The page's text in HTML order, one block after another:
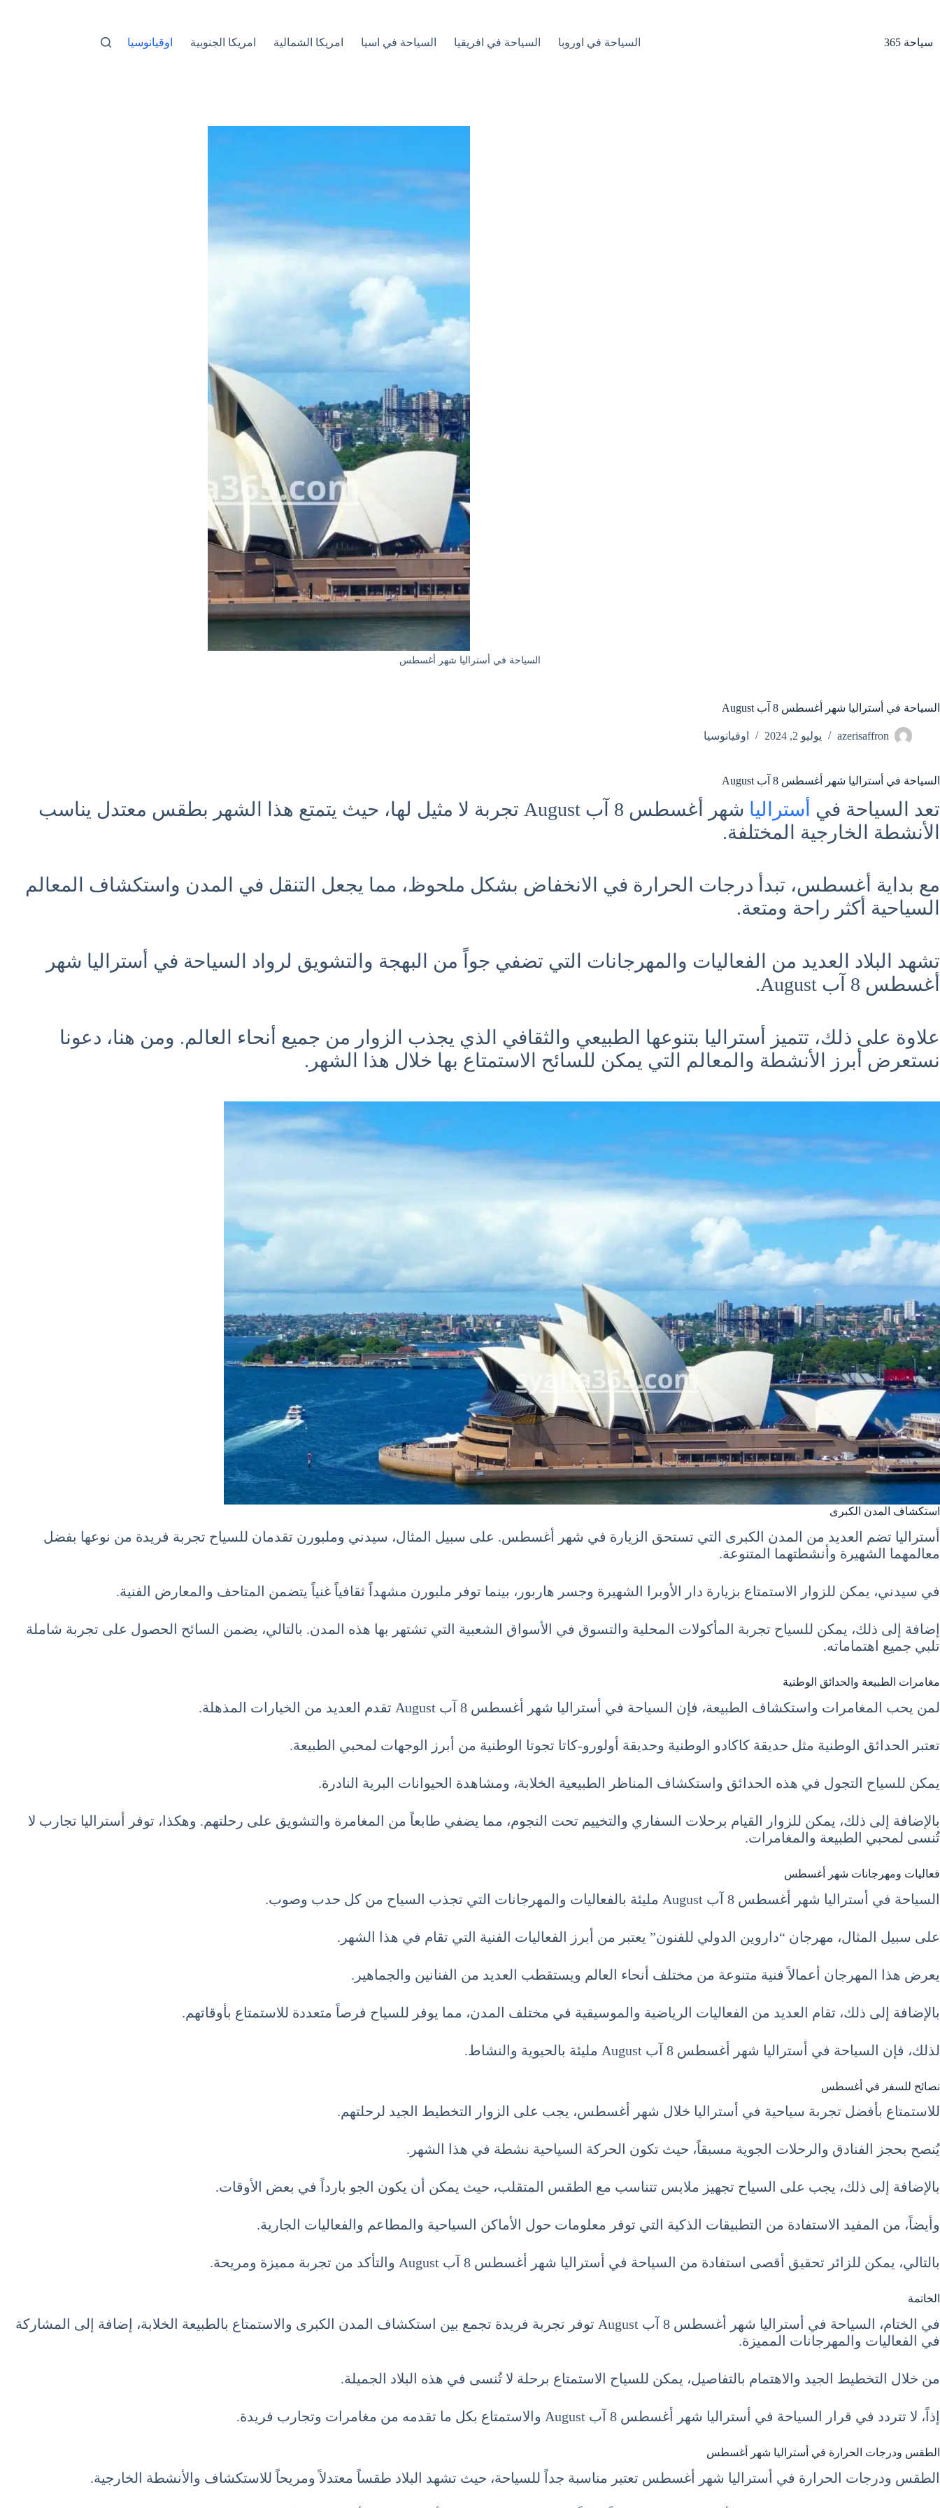
سياحة 365 السياحة في اوروبا السياحة في افريقيا السياحة في اسيا امريكا الشمالية امريكا الجنوبية اوقيانوسيا
السياحة في أستراليا شهر أغسطس
السياحة في أستراليا شهر أغسطس 8 آب August
azerisaffron يوليو 2, 2024 اوقيانوسيا
السياحة في أستراليا شهر أغسطس 8 آب August
تعد السياحة في أستراليا
شهر أغسطس 8 آب August تجربة لا مثيل لها، حيث يتمتع هذا الشهر بطقس معتدل يناسب
الأنشطة الخارجية المختلفة.
مع بداية أغسطس، تبدأ درجات الحرارة في الانخفاض بشكل ملحوظ، مما يجعل التنقل في المدن واستكشاف المعالم
السياحية أكثر راحة ومتعة.
تشهد البلاد العديد من الفعاليات والمهرجانات التي تضفي جواً من البهجة والتشويق لرواد السياحة في أستراليا شهر
أغسطس 8 آب August.
علاوة على ذلك، تتميز أستراليا بتنوعها الطبيعي والثقافي الذي يجذب الزوار من جميع أنحاء العالم. ومن هنا، دعونا
نستعرض أبرز الأنشطة والمعالم التي يمكن للسائح الاستمتاع بها خلال هذا الشهر.
استكشاف المدن الكبرى
أستراليا تضم العديد من المدن الكبرى التي تستحق الزيارة في شهر أغسطس. على سبيل المثال، سيدني وملبورن تقدمان للسياح تجربة فريدة من نوعها بفضل
معالمهما الشهيرة وأنشطتهما المتنوعة.
في سيدني، يمكن للزوار الاستمتاع بزيارة دار الأوبرا الشهيرة وجسر هاربور، بينما توفر ملبورن مشهداً ثقافياً غنياً يتضمن المتاحف والمعارض الفنية.
إضافة إلى ذلك، يمكن للسياح تجربة المأكولات المحلية والتسوق في الأسواق الشعبية التي تشتهر بها هذه المدن. بالتالي، يضمن السائح الحصول على تجربة شاملة
تلبي جميع اهتماماته.
مغامرات الطبيعة والحدائق الوطنية
لمن يحب المغامرات واستكشاف الطبيعة، فإن السياحة في أستراليا شهر أغسطس 8 آب August تقدم العديد من الخيارات المذهلة.
تعتبر الحدائق الوطنية مثل حديقة كاكادو الوطنية وحديقة أولورو-كاتا تجوتا الوطنية من أبرز الوجهات لمحبي الطبيعة.
يمكن للسياح التجول في هذه الحدائق واستكشاف المناظر الطبيعية الخلابة، ومشاهدة الحيوانات البرية النادرة.
بالإضافة إلى ذلك، يمكن للزوار القيام برحلات السفاري والتخييم تحت النجوم، مما يضفي طابعاً من المغامرة والتشويق على رحلتهم. وهكذا، توفر أستراليا تجارب لا
تُنسى لمحبي الطبيعة والمغامرات.
فعاليات ومهرجانات شهر أغسطس
السياحة في أستراليا شهر أغسطس 8 آب August مليئة بالفعاليات والمهرجانات التي تجذب السياح من كل حدب وصوب.
على سبيل المثال، مهرجان “داروين الدولي للفنون” يعتبر من أبرز الفعاليات الفنية التي تقام في هذا الشهر.
يعرض هذا المهرجان أعمالاً فنية متنوعة من مختلف أنحاء العالم ويستقطب العديد من الفنانين والجماهير.
بالإضافة إلى ذلك، تقام العديد من الفعاليات الرياضية والموسيقية في مختلف المدن، مما يوفر للسياح فرصاً متعددة للاستمتاع بأوقاتهم.
لذلك، فإن السياحة في أستراليا شهر أغسطس 8 آب August مليئة بالحيوية والنشاط.
نصائح للسفر في أغسطس
للاستمتاع بأفضل تجربة سياحية في أستراليا خلال شهر أغسطس، يجب على الزوار التخطيط الجيد لرحلتهم.
يُنصح بحجز الفنادق والرحلات الجوية مسبقاً، حيث تكون الحركة السياحية نشطة في هذا الشهر.
بالإضافة إلى ذلك، يجب على السياح تجهيز ملابس تتناسب مع الطقس المتقلب، حيث يمكن أن يكون الجو بارداً في بعض الأوقات.
وأيضاً، من المفيد الاستفادة من التطبيقات الذكية التي توفر معلومات حول الأماكن السياحية والمطاعم والفعاليات الجارية.
بالتالي، يمكن للزائر تحقيق أقصى استفادة من السياحة في أستراليا شهر أغسطس 8 آب August والتأكد من تجربة مميزة ومريحة.
الخاتمة
في الختام، السياحة في أستراليا شهر أغسطس 8 آب August توفر تجربة فريدة تجمع بين استكشاف المدن الكبرى والاستمتاع بالطبيعة الخلابة، إضافة إلى المشاركة
في الفعاليات والمهرجانات المميزة.
من خلال التخطيط الجيد والاهتمام بالتفاصيل، يمكن للسياح الاستمتاع برحلة لا تُنسى في هذه البلاد الجميلة.
إذاً، لا تتردد في قرار السياحة في أستراليا شهر أغسطس 8 آب August والاستمتاع بكل ما تقدمه من مغامرات وتجارب فريدة.
الطقس ودرجات الحرارة في أستراليا شهر أغسطس
الطقس ودرجات الحرارة في أستراليا شهر أغسطس تعتبر مناسبة جداً للسياحة، حيث تشهد البلاد طقساً معتدلاً ومريحاً للاستكشاف والأنشطة الخارجية.